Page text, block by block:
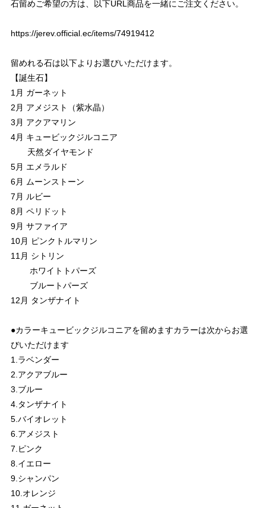
石留めご希望の方は、以下URL商品を一緒にご注文ください。
https://jerev.official.ec/items/74919412
留めれる石は以下よりお選びいただけます。
【誕生石】
1月 ガーネット
2月 アメジスト（紫水晶）
3月 アクアマリン
4月 キュービックジルコニア
天然ダイヤモンド
5月 エメラルド
6月 ムーンストーン
7月 ルビー
8月 ペリドット
9月 サファイア
10月 ピンクトルマリン
11月 シトリン
ホワイトトパーズ
ブルートパーズ
12月 タンザナイト
●カラーキュービックジルコニアを留めますカラーは次からお選
びいただけます
1.ラベンダー
2.アクアブルー
3.ブルー
4.タンザナイト
5.バイオレット
6.アメジスト
7.ピンク
8.イエロー
9.シャンパン
10.オレンジ